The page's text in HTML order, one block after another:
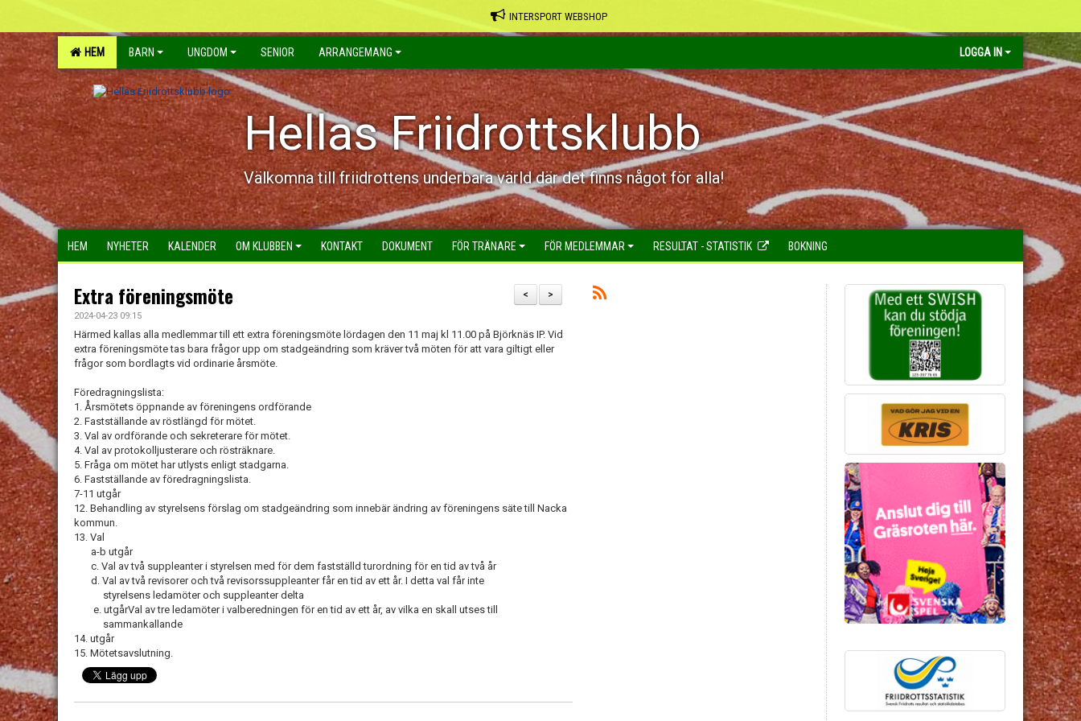
INTERSPORT WEBSHOP
HEM BARN UNGDOM SENIOR ARRANGEMANG LOGGA IN
Hellas Friidrottsklubb
Välkomna till friidrottens underbara värld där det finns något för alla!
HEM NYHETER KALENDER OM KLUBBEN KONTAKT DOKUMENT FÖR TRÄNARE FÖR MEDLEMMAR RESULTAT - STATISTIK BOKNING
>
<
Extra föreningsmöte
2024-04-23 09:15
Härmed kallas alla medlemmar till ett extra föreningsmöte lördagen den 11 maj kl 11.00 på Björknäs IP. Vid
extra föreningsmöte tas bara frågor upp om stadgeändring som kräver två möten för att vara giltigt eller
frågor som bordlagts vid ordinarie årsmöte.
Föredragningslista:
1. Årsmötets öppnande av föreningens ordförande
2. Fastställande av röstlängd för mötet.
3. Val av ordförande och sekreterare för mötet.
4. Val av protokolljusterare och rösträknare.
5. Fråga om mötet har utlysts enligt stadgarna.
6. Fastställande av föredragningslista.
7-11 utgår
12. Behandling av styrelsens förslag om stadgeändring som innebär ändring av föreningens säte till Nacka
kommun.
13. Val
a-b utgår
c. Val av två suppleanter i styrelsen med för dem fastställd turordning för en tid av två år
d. Val av två revisorer och två revisorssuppleanter får en tid av ett år. I detta val får inte
styrelsens ledamöter och suppleanter delta
e. utgårVal av tre ledamöter i valberedningen för en tid av ett år, av vilka en skall utses till
sammankallande
14. utgår
15. Mötetsavslutning.